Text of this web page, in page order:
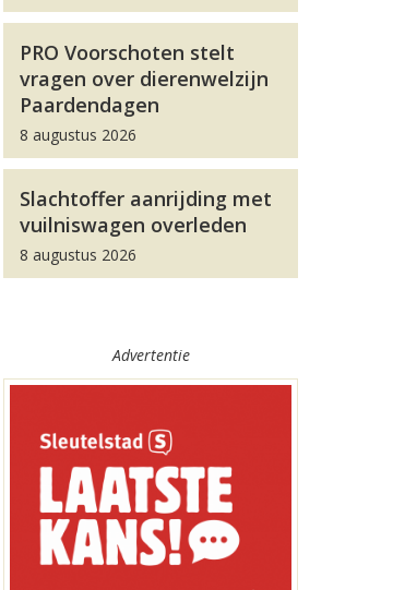
PRO Voorschoten stelt
vragen over dierenwelzijn
Paardendagen
8 augustus 2026
Slachtoffer aanrijding met
vuilniswagen overleden
8 augustus 2026
Advertentie